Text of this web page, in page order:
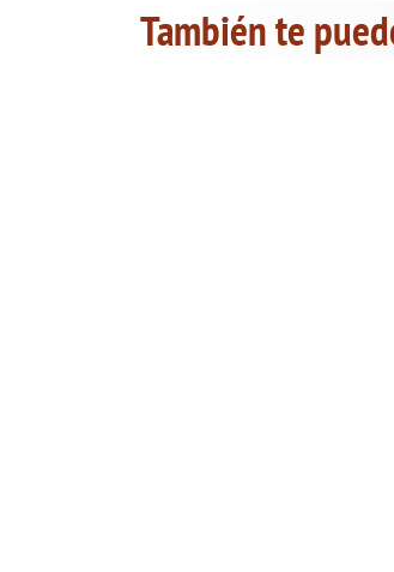
También te